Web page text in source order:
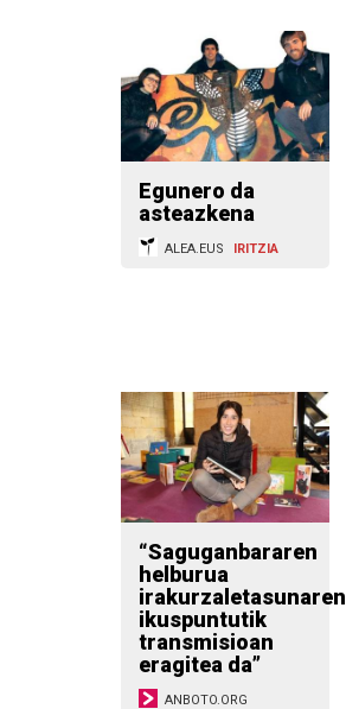
Egunero da
asteazkena
ALEA.EUS IRITZIA
“Saguganbararen
helburua
irakurzaletasunaren
ikuspuntutik
transmisioan
eragitea da”
ANBOTO.ORG